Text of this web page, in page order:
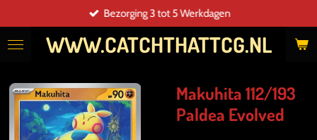
direct
naar
WWW.CATCHTHATTCG.NL
Bezorging 3 tot 5 Werkdagen
Makuhita 112/193
Paldea Evolved